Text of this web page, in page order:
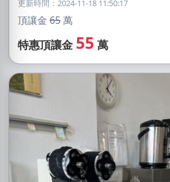
更新時間：2024-11-18 11:50:17
頂讓金 65萬
特惠頂讓金 55 萬